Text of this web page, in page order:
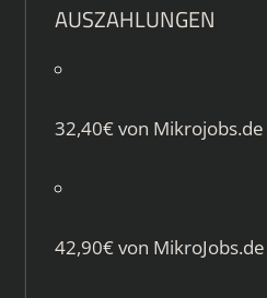
AUSZAHLUNGEN
32,40€ von Mikrojobs.de
42,90€ von MikroJobs.de